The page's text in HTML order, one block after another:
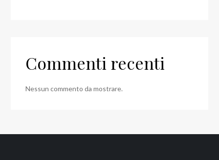
Commenti recenti
Nessun commento da mostrare.